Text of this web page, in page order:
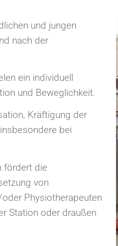
und jungen
nach der
ein individuell
und Beweglichkeit.
Kräftigung der
bei
fördert die
von
Physiotherapeuten
Station oder draußen